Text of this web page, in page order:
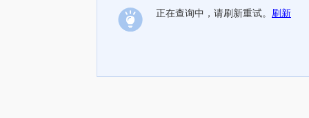
正在查询中，请刷新重试。 刷新